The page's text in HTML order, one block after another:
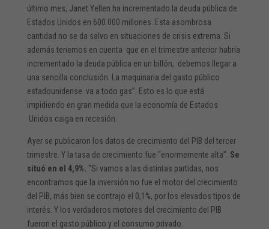
último mes, Janet Yellen ha incrementado la deuda pública de
Estados Unidos en 600.000 millones. Esta asombrosa
cantidad no se da salvo en situaciones de crisis extrema. Si
además tenemos en cuenta que en el trimestre anterior habría
incrementado la deuda pública en un billón, debemos llegar a
una sencilla conclusión. La maquinaria del gasto público
estadounidense va a todo gas”. Esto es lo que está
impidiendo en gran medida que la economía de Estados
Unidos caiga en recesión.
Ayer se publicaron los datos de crecimiento del PIB del tercer
trimestre. Y la tasa de crecimiento fue “enormemente alta”. Se
situó en el 4,9%. “Si vamos a las distintas partidas, nos
encontramos que la inversión no fue el motor del crecimiento
del PIB, más bien se contrajo el 0,1%, por los elevados tipos de
interés. Y los verdaderos motores del crecimiento del PIB
fueron el gasto público y el consumo privado.